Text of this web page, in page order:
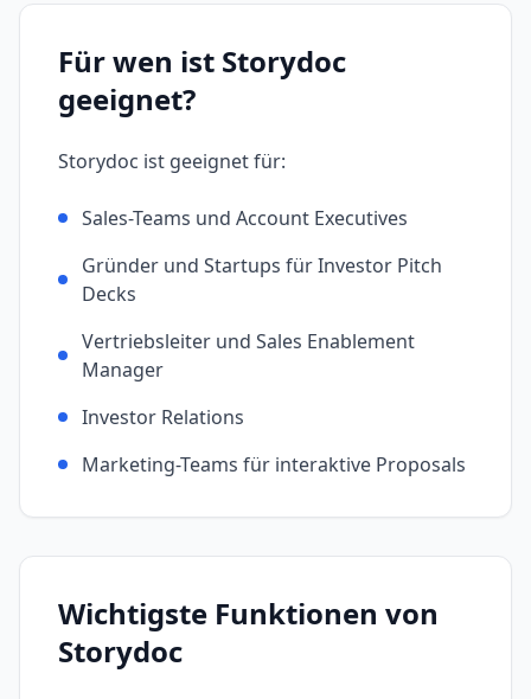
Für wen ist Storydoc
geeignet?
Storydoc ist geeignet für:
Sales-Teams und Account Executives
Gründer und Startups für Investor Pitch
Decks
Vertriebsleiter und Sales Enablement
Manager
Investor Relations
Marketing-Teams für interaktive Proposals
Wichtigste Funktionen von
Storydoc